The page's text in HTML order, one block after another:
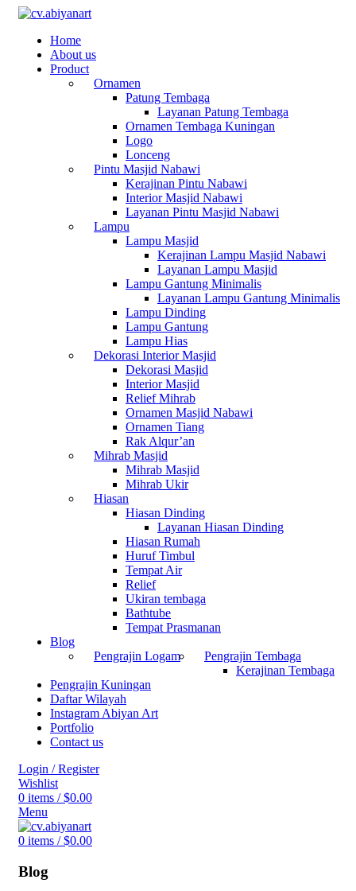
Home
About us
Product
Ornamen
Patung Tembaga
Layanan Patung Tembaga
Ornamen Tembaga Kuningan
Logo
Lonceng
Pintu Masjid Nabawi
Kerajinan Pintu Nabawi
Interior Masjid Nabawi
Layanan Pintu Masjid Nabawi
Lampu
Lampu Masjid
Kerajinan Lampu Masjid Nabawi
Layanan Lampu Masjid
Lampu Gantung Minimalis
Layanan Lampu Gantung Minimalis
Lampu Dinding
Lampu Gantung
Lampu Hias
Dekorasi Interior Masjid
Dekorasi Masjid
Interior Masjid
Relief Mihrab
Ornamen Masjid Nabawi
Ornamen Tiang
Rak Alqur’an
Mihrab Masjid
Mihrab Masjid
Mihrab Ukir
Hiasan
Hiasan Dinding
Layanan Hiasan Dinding
Hiasan Rumah
Huruf Timbul
Tempat Air
Relief
Ukiran tembaga
Bathtube
Tempat Prasmanan
Blog
Pengrajin Logam
Pengrajin Tembaga
Kerajinan Tembaga
Pengrajin Kuningan
Daftar Wilayah
Instagram Abiyan Art
Portfolio
Contact us
Login / Register
Wishlist
0 items / $0.00
Menu
0 items / $0.00
Blog